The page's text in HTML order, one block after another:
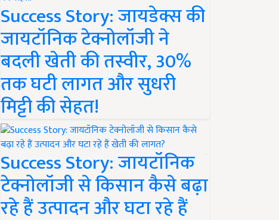
Success Story: जायडेक्स की
जायटॉनिक टेक्नोलॉजी ने
बदली खेती की तस्वीर, 30%
तक घटी लागत और सुधरी
मिट्टी की सेहत!
Success Story: जायटॉनिक
टेक्नोलॉजी से किसान कैसे बढ़ा
रहे हैं उत्पादन और घटा रहे हैं